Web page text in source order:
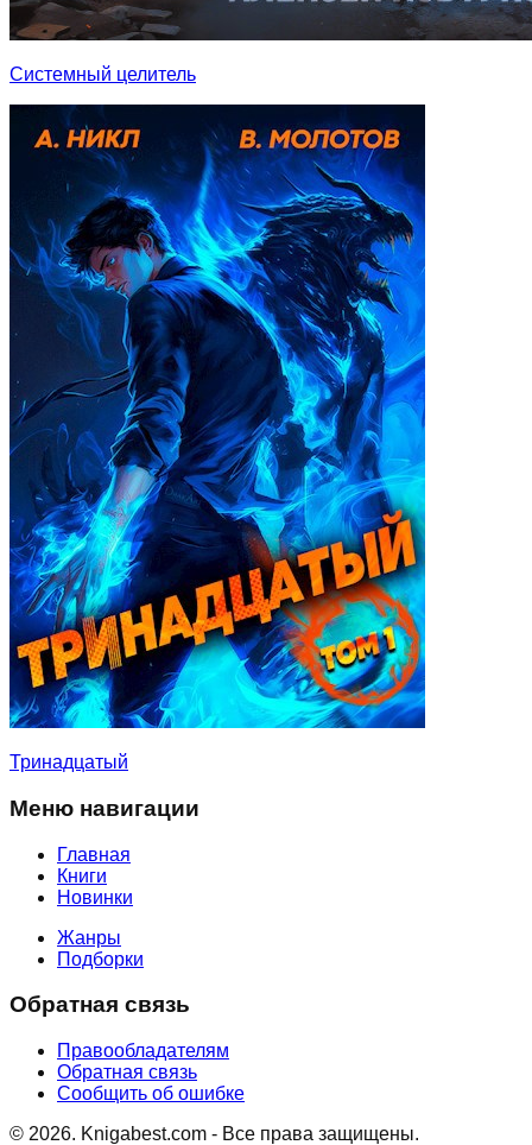
Системный целитель
Тринадцатый
Меню навигации
Главная
Книги
Новинки
Жанры
Подборки
Обратная связь
Правообладателям
Обратная связь
Сообщить об ошибке
© 2026. Knigabest.com - Все права защищены.